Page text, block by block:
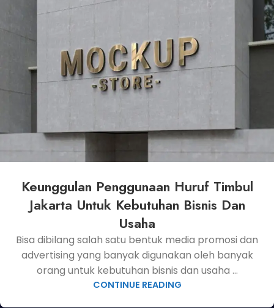
Keunggulan Penggunaan Huruf Timbul
Jakarta Untuk Kebutuhan Bisnis Dan
Usaha
Bisa dibilang salah satu bentuk media promosi dan
advertising yang banyak digunakan oleh banyak
orang untuk kebutuhan bisnis dan usaha ...
CONTINUE READING